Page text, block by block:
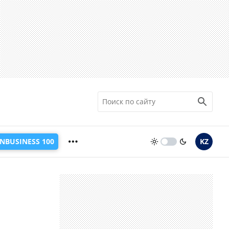
100 KZ